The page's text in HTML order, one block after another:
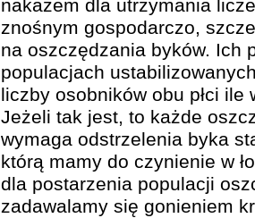
nakazem dla utrzymania
znośnym gospodarczo,
na oszczędzania byków. Ich
populacjach
liczby osobników obu płci
Jeżeli tak jest, to każde
wymaga odstrzelenia byka
którą mamy do czynienie w
dla postarzenia populacji
zadawalamy się gonieniem